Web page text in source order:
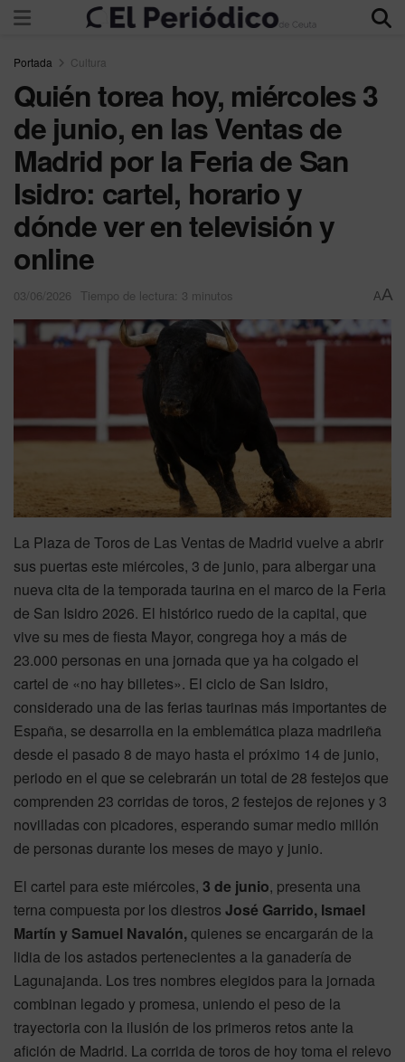
Portada Cultura
Quién torea hoy, miércoles 3
de junio, en las Ventas de
Madrid por la Feria de San
Isidro: cartel, horario y
dónde ver en televisión y
online
03/06/2026 Tiempo de lectura: 3 minutos AA
La Plaza de Toros de Las Ventas de Madrid vuelve a abrir
sus puertas este miércoles, 3 de junio, para albergar una
nueva cita de la temporada taurina en el marco de la Feria
de San Isidro 2026. El histórico ruedo de la capital, que
vive su mes de fiesta Mayor, congrega hoy a más de
23.000 personas en una jornada que ya ha colgado el
cartel de «no hay billetes». El ciclo de San Isidro,
considerado una de las ferias taurinas más importantes de
España, se desarrolla en la emblemática plaza madrileña
desde el pasado 8 de mayo hasta el próximo 14 de junio,
periodo en el que se celebrarán un total de 28 festejos que
comprenden 23 corridas de toros, 2 festejos de rejones y 3
novilladas con picadores, esperando sumar medio millón
de personas durante los meses de mayo y junio.
El cartel para este miércoles, 3 de junio, presenta una
terna compuesta por los diestros José Garrido, Ismael
Martín y Samuel Navalón,quienes se encargarán de la
lidia de los astados pertenecientes a la ganadería de
Lagunajanda. Los tres nombres elegidos para la jornada
combinan legado y promesa, uniendo el peso de la
trayectoria con la ilusión de los primeros retos ante la
afición de Madrid. La corrida de toros de hoy toma el relevo